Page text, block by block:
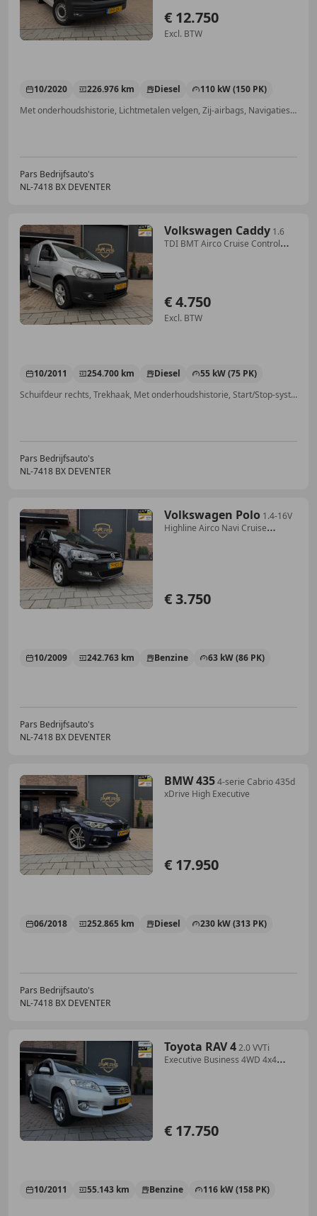
€ 12.750
Excl. BTW
10/2020 226.976 km Diesel
110 kW (150 PK)
Met onderhoudshistorie, Lichtmetalen velgen, Zij-airbags, Navigatiesysteem, Regensensor, Parkeerhulp voor, Lederen stuurwiel, Adaptieve Cruise Control
Pars Bedrijfsauto's
NL-7418 BX DEVENTER
Volkswagen Caddy 1.6
TDI BMT Airco Cruise Control
€ 4.750
Excl. BTW
10/2011 254.700 km Diesel
55 kW (75 PK)
Schuifdeur rechts, Trekhaak, Met onderhoudshistorie, Start/Stop-systeem, Airconditioning, Cruise control, Automatische klimaatregeling, Elektrisch verstelbare buitenspiegels
Pars Bedrijfsauto's
NL-7418 BX DEVENTER
Volkswagen Polo 1.4-16V
Highline Airco Navi Cruise
€ 3.750
10/2009 242.763 km Benzine 63 kW (86 PK)
Pars Bedrijfsauto's
NL-7418 BX DEVENTER
BMW 4354-serie Cabrio 435d
xDrive High Executive
€ 17.950
06/2018 252.865 km Diesel 230 kW (313 PK)
Pars Bedrijfsauto's
NL-7418 BX DEVENTER
Toyota RAV 42.0 VVTi
Executive Business 4WD 4x4
€ 17.750
10/2011 55.143 km Benzine 116 kW (158 PK)